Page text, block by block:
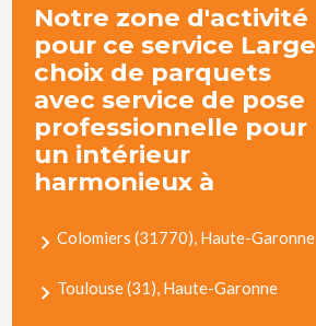
Notre zone d'activité
pour ce service Large
choix de parquets
avec service de pose
professionnelle pour
un intérieur
harmonieux à
Colomiers (31770), Haute-Garonne
Toulouse (31), Haute-Garonne